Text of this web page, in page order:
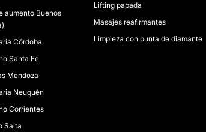
aumento Buenos
Córdoba
Santa Fe
Mendoza
Neuquén
Corrientes
Salta
Lifting papada
Masajes reafirmantes
Limpieza con punta de diamante